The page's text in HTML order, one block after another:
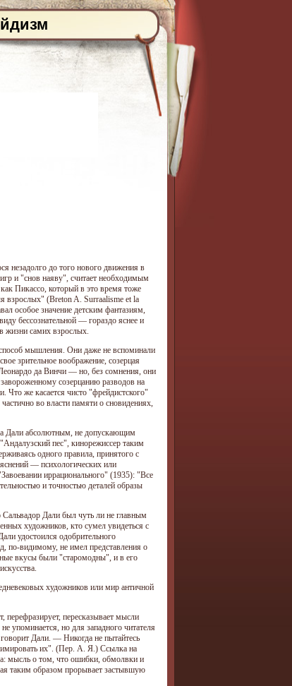
незадолго до того нового движения в
и "снов наяву", считает необходимым
Пикассо, который в это время тоже
взрослых" (Breton A. Surraalisme et la
особое значение детским фантазиям,
бессознательной — гораздо яснее и
жизни самих взрослых.
мышления. Они даже не вспоминали
зрительное воображение, созерцая
да Винчи — но, без сомнения, они
созерцанию разводов на
же касается чисто "фрейдистского"
во власти памяти о сновидениях,
Дали абсолютным, не допускающим
пес", кинорежиссер таким
одного правила, принятого с
— психологических или
иррационального" (1935): "Все
и точностью деталей образы
Сальвадор Дали был чуть ли не главным
художников, кто сумел увидеться с
удостоился одобрительного
по-видимому, не имел представления о
вкусы были "старомодны", и в его
художников или мир античной
перефразирует, пересказывает мысли
но для западного читателя
Дали. — Никогда не пытайтесь
их". (Пер. А. Я.) Ссылка на
мысль о том, что ошибки, обмолвки и
таким образом прорывает застывшую